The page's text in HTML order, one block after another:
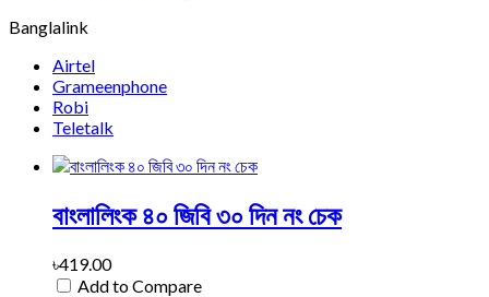
Banglalink
Airtel
Grameenphone
Robi
Teletalk
বাংলালিংক ৪০ জিবি ৩০ দিন নং চেক
৳419.00
Add to Compare